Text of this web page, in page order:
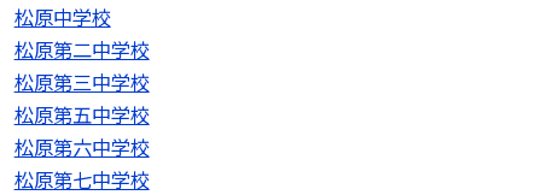
松原中学校
松原第二中学校
松原第三中学校
松原第五中学校
松原第六中学校
松原第七中学校